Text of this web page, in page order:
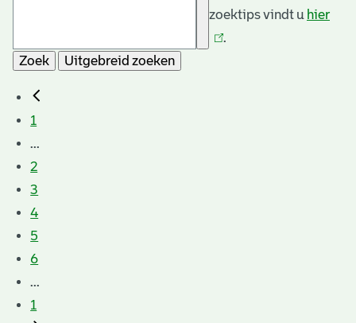
zoektips vindt u hier
.
Zoek
Uitgebreid zoeken
1
...
2
3
4
5
6
...
1